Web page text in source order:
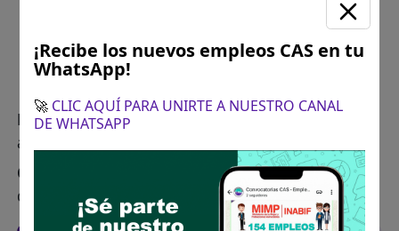
Plazo para postular:
am a 03:00 pm)
CÓMO POSTULAR:
La postulación se realizará
de forma virtual a través del linkGoogle forms
¡Recibe los nuevos empleos CAS en tu
WhatsApp!
🚀 CLIC AQUÍ PARA UNIRTE A NUESTRO CANAL
DE WHATSAPP